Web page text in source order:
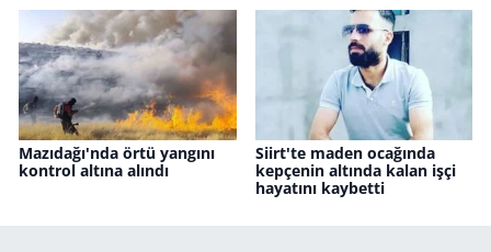
Mazıdağı'nda örtü yangını
kontrol altına alındı
Siirt'te maden ocağında
kepçenin altında kalan işçi
hayatını kaybetti